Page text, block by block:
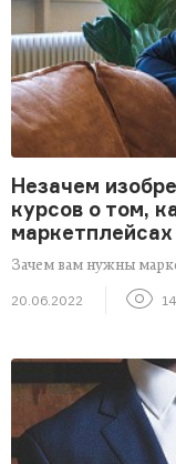
Незачем
курсов о том,
Зачем вам нужны
20.06.2022